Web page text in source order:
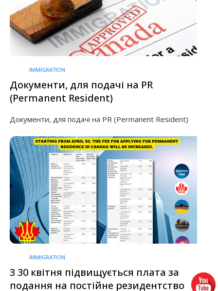
IMMIGRATION
Документи, для подачі на PR
(Permanent Resident)
Документи, для подачі на PR (Permanent Resident)
IMMIGRATION
З 30 квітня підвищується плата за
подання на постійне резидентство